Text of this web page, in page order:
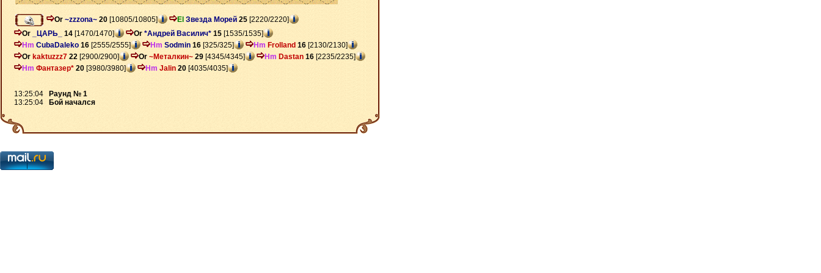
Or ~zzzona~ 20 [10805/10805] El Звезда Морей 25 [2220/2220]
Or
_ЦАРЬ_ 14 [1470/1470] Or *Андрей Василич* 15 [1535/1535]
Hm CubaDaleko 16 [2555/2555] Hm Sodmin 16 [325/325] Hm Frolland 16 [2130/2130]
Or kaktuzzz7 22 [2900/2900] Or ~Металкин~ 29 [4345/4345] Hm Dastan 16 [2235/2235]
Hm Фантазер* 20 [3980/3980] Hm Jalin 20 [4035/4035]
13:25:04
Раунд № 1
13:25:04
Бой начался